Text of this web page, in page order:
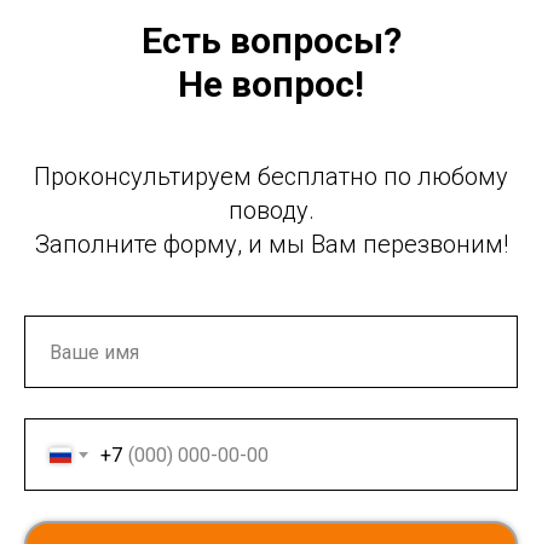
Есть вопросы?
Не вопрос!
Проконсультируем бесплатно по любому
поводу.
Заполните форму, и мы Вам перезвоним!
+7